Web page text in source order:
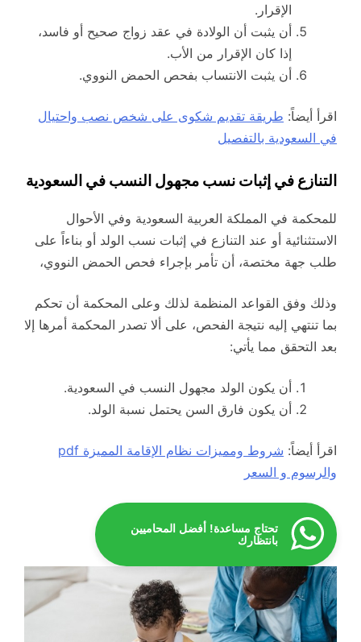
الإقرار.
أن يثبت أن الولادة في عقد زواج صحيح أو فاسد،
إذا كان الإقرار من الأب.
أن يثبت الانتساب بفحص الحمض النووي.
اقرأ أيضاً: طريقة تقديم شكوى على شخص نصب واحتيال
في السعودية بالتفصيل
التنازع في إثبات نسب مجهول النسب في السعودية
للمحكمة في المملكة العربية السعودية وفي الأحوال
الاستثنائية أو عند التنازع في إثبات نسب الولد أو بناءاً على
طلب جهة مختصة، أن تأمر بإجراء فحص الحمض النووي،
وذلك وفق القواعد المنظمة لذلك وعلى المحكمة أن تحكم
بما تنتهي إليه نتيجة الفحص، على ألا تصدر المحكمة أمرها إلا
بعد التحقق مما يأتي:
أن يكون الولد مجهول النسب في السعودية.
أن يكون فارق السن يحتمل نسبة الولد.
اقرأ أيضاً:
شروط ومميزات نظام الإقامة المميزة pdf
والرسوم و السعر
تحتاج مساعدة! أفضل المحاميين
بانتظارك